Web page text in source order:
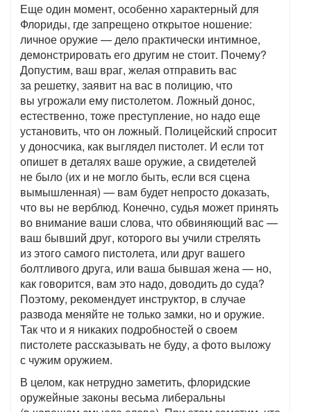
Еще один момент, особенно характерный для
Флориды, где запрещено открытое ношение:
личное оружие — дело практически интимное,
демонстрировать его другим не стоит. Почему?
Допустим, ваш враг, желая отправить вас
за решетку, заявит на вас в полицию, что
вы угрожали ему пистолетом. Ложный донос,
естественно, тоже преступление, но надо еще
установить, что он ложный. Полицейский спросит
у доносчика, как выглядел пистолет. И если тот
опишет в деталях ваше оружие, а свидетелей
не было (их и не могло быть, если вся сцена
вымышленная) — вам будет непросто доказать,
что вы не верблюд. Конечно, судья может принять
во внимание ваши слова, что обвиняющий вас —
ваш бывший друг, которого вы учили стрелять
из этого самого пистолета, или друг вашего
болтливого друга, или ваша бывшая жена — но,
как говорится, вам это надо, доводить до суда?
Поэтому, рекомендует инструктор, в случае
развода меняйте не только замки, но и оружие.
Так что и я никаких подробностей о своем
пистолете рассказывать не буду, а фото выложу
с чужим оружием.
В целом, как нетрудно заметить, флоридские
оружейные законы весьма либеральны